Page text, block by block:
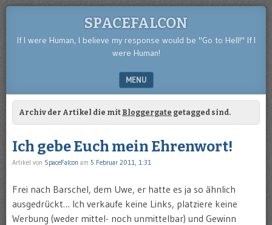
SPACEFALCON
If I were Human, I believe my response would be "Go to Hell!" If I
were Human!
MENU
SKIP TO CONTENT
Archiv der Artikel die mit Bloggergate getagged sind.
Ich gebe Euch mein Ehrenwort!
Artikel von SpaceFalcon am 5 Februar 2011, 1:31
Frei nach Barschel, dem Uwe, er hatte es ja so ähnlich
ausgedrückt… Ich verkaufe keine Links, platziere keine
Werbung (weder mittel- noch unmittelbar) und Gewinn